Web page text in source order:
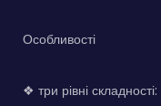
Особливості
❖ три рівні